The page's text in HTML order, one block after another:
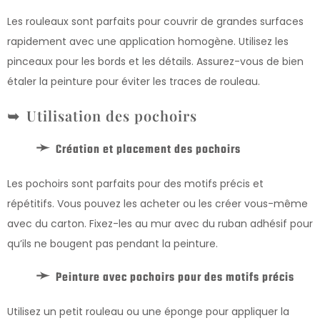
Les rouleaux sont parfaits pour couvrir de grandes surfaces
rapidement avec une application homogène. Utilisez les
pinceaux pour les bords et les détails. Assurez-vous de bien
étaler la peinture pour éviter les traces de rouleau.
Utilisation des pochoirs
Création et placement des pochoirs
Les pochoirs sont parfaits pour des motifs précis et
répétitifs. Vous pouvez les acheter ou les créer vous-même
avec du carton. Fixez-les au mur avec du ruban adhésif pour
qu’ils ne bougent pas pendant la peinture.
Peinture avec pochoirs pour des motifs précis
Utilisez un petit rouleau ou une éponge pour appliquer la